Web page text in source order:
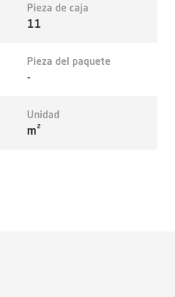
Pieza de caja
11
Pieza del paquete
-
Unidad
m²